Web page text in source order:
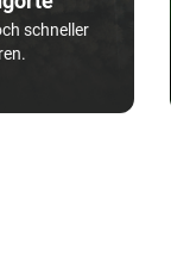
schneller